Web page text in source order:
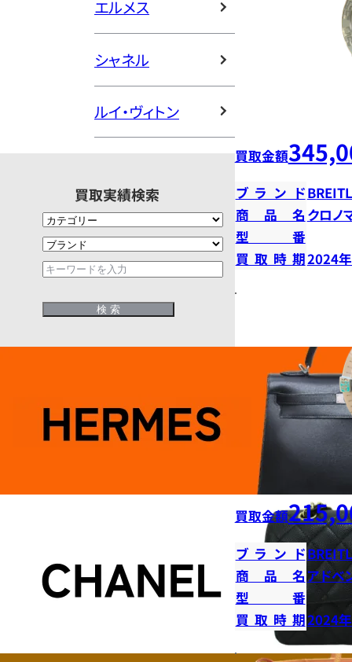
エルメス
シャネル
ルイ・ヴィトン
買取実績検索
買取金額
ブランド
商品名 クロノ
型番
買取時期2024
買取金額
ブランド
商品名アドベ
型番
買取時期2024